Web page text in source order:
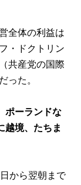
全体の利益は
・ドクトリン
共産党の国際
だった。
ポーランドな
越境、たちま
から翌朝まで